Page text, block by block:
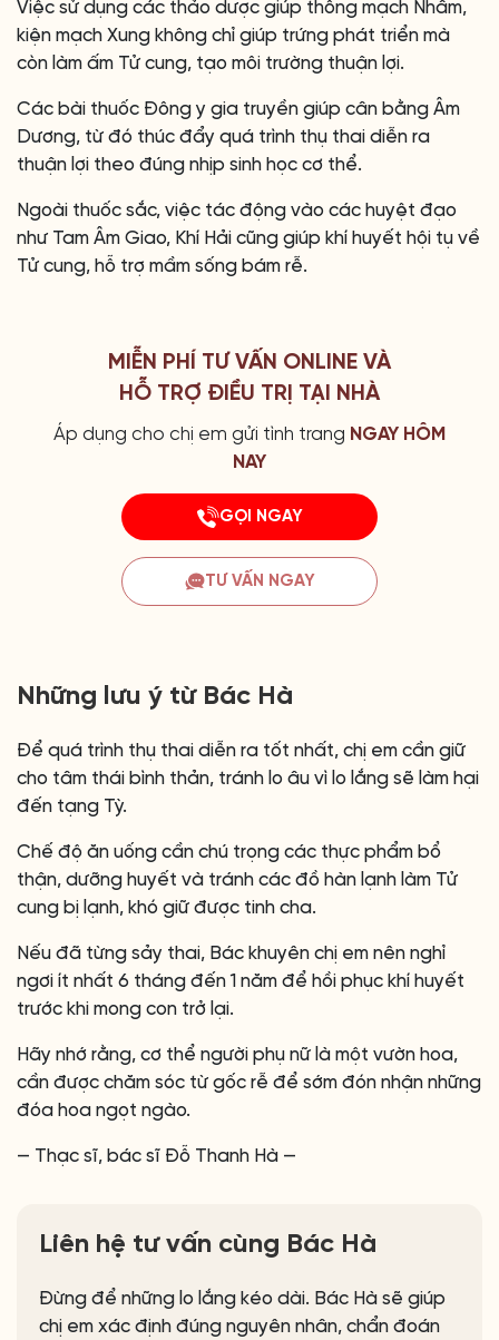
Việc sử dụng các thảo dược giúp thông mạch Nhâm,
kiện mạch Xung không chỉ giúp trứng phát triển mà
còn làm ấm Tử cung, tạo môi trường thuận lợi.
Các bài thuốc Đông y gia truyền giúp cân bằng Âm
Dương, từ đó thúc đẩy quá trình thụ thai diễn ra
thuận lợi theo đúng nhịp sinh học cơ thể.
Ngoài thuốc sắc, việc tác động vào các huyệt đạo
như Tam Âm Giao, Khí Hải cũng giúp khí huyết hội tụ về
Tử cung, hỗ trợ mầm sống bám rễ.
MIỄN PHÍ TƯ VẤN ONLINE VÀ
HỖ TRỢ ĐIỀU TRỊ TẠI NHÀ
Áp dụng cho chị em gửi tình trang NGAY HÔM
NAY
GỌI NGAY
TƯ VẤN NGAY
Những lưu ý từ Bác Hà
Để quá trình thụ thai diễn ra tốt nhất, chị em cần giữ
cho tâm thái bình thản, tránh lo âu vì lo lắng sẽ làm hại
đến tạng Tỳ.
Chế độ ăn uống cần chú trọng các thực phẩm bổ
thận, dưỡng huyết và tránh các đồ hàn lạnh làm Tử
cung bị lạnh, khó giữ được tinh cha.
Nếu đã từng sảy thai, Bác khuyên chị em nên nghỉ
ngơi ít nhất 6 tháng đến 1 năm để hồi phục khí huyết
trước khi mong con trở lại.
Hãy nhớ rằng, cơ thể người phụ nữ là một vườn hoa,
cần được chăm sóc từ gốc rễ để sớm đón nhận những
đóa hoa ngọt ngào.
— Thạc sĩ, bác sĩ Đỗ Thanh Hà —
Liên hệ tư vấn cùng Bác Hà
Đừng để những lo lắng kéo dài. Bác Hà sẽ giúp
chị em xác định đúng nguyên nhân, chẩn đoán